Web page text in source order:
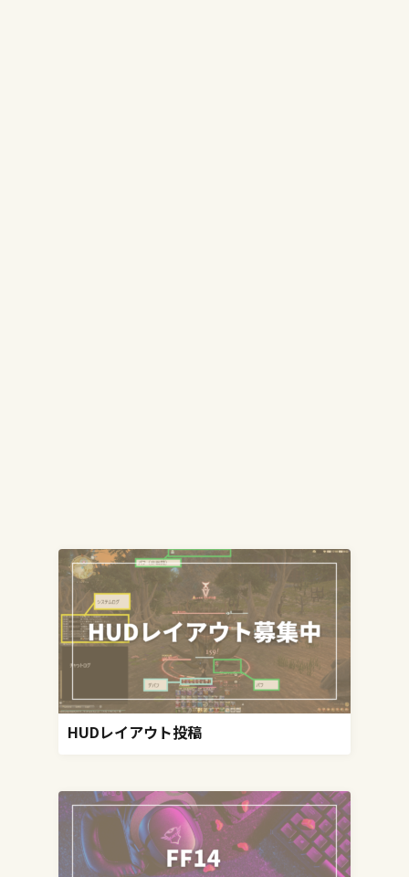
HUDレイアウト投稿